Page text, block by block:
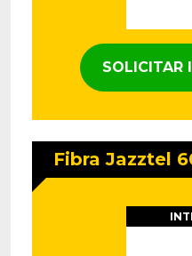
SOLICITAR
Fibra Jazztel